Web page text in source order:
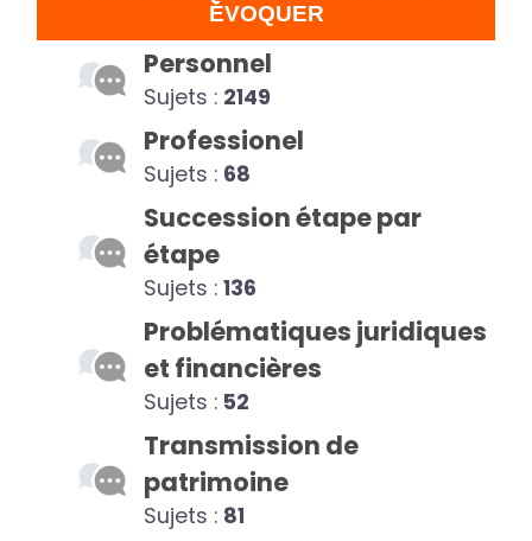
ÉVOQUER
Personnel
Sujets : 2149
Professionel
Sujets : 68
Succession étape par
étape
Sujets : 136
Problématiques juridiques
et financières
Sujets : 52
Transmission de
patrimoine
Sujets : 81